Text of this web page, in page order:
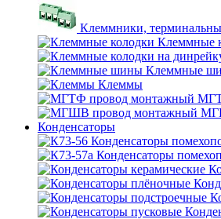
Клеммники,
Клеммные
Клеммные
Клеммы
Конденсаторы